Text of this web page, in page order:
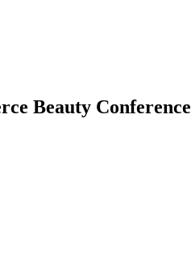
Beauty Conference